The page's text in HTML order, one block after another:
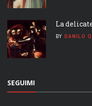
La
BY DANILO
SEGUIMI